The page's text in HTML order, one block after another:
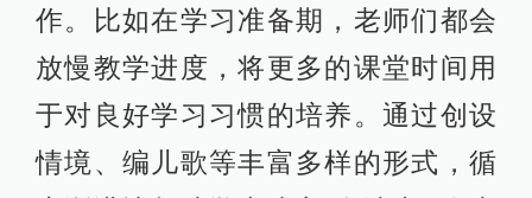
作。比如在学习准备期，老师们都会
放慢教学进度，将更多的课堂时间用
于对良好学习习惯的培养。通过创设
情境、编儿歌等丰富多样的形式，循